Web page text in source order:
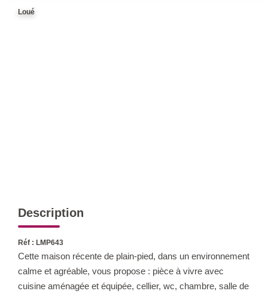
Loué
Description
Réf : LMP643
Cette maison récente de plain-pied, dans un environnement
calme et agréable, vous propose : pièce à vivre avec
cuisine aménagée et équipée, cellier, wc, chambre, salle de